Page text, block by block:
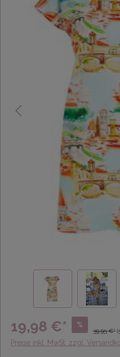
19,98 €* %
39,95 €*
Preise inkl. MwSt. zzgl.